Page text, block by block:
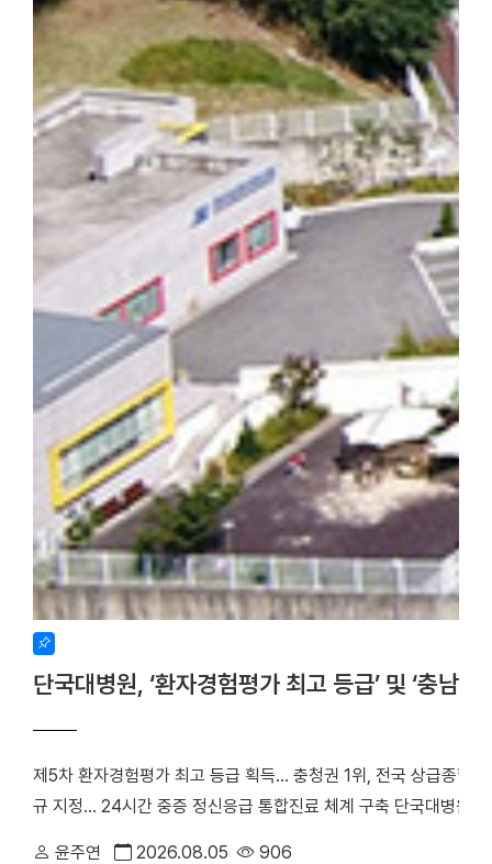
단국대병원, ‘환자경험평가 최고 등급’ 및 ‘충남
제5차 환자경험평가 최고 등급 획득… 충청권 1위, 전국 상급종합
규 지정… 24시간 중증 정신응급 통합진료 체계 구축 단국대병원(
윤주연 2026.08.05 906